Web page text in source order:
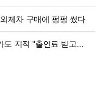
제차 구매에 펑펑 썼다
지적 "출연료 받고